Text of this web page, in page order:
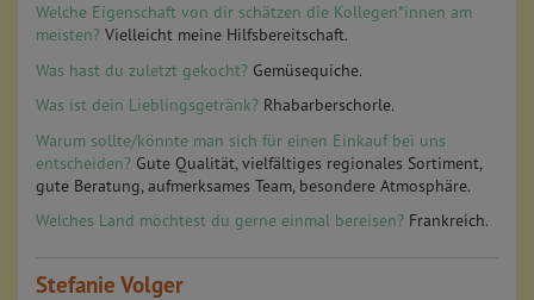
Welche Eigenschaft von dir schätzen die Kollegen*innen am
meisten? Vielleicht meine Hilfsbereitschaft.
Was hast du zuletzt gekocht? Gemüsequiche.
Was ist dein Lieblingsgetränk? Rhabarberschorle.
Warum sollte/könnte man sich für einen Einkauf bei uns
entscheiden? Gute Qualität, vielfältiges regionales Sortiment,
gute Beratung, aufmerksames Team, besondere Atmosphäre.
Welches Land möchtest du gerne einmal bereisen? Frankreich.
Stefanie Volger